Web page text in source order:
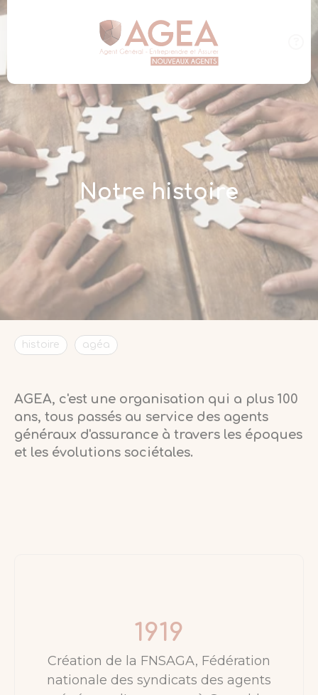
Notre histoire
histoire agéa
AGEA, c'est une organisation qui a plus 100
ans, tous passés au service des agents
généraux d'assurance à travers les époques
et les évolutions sociétales.
1919
Création de la FNSAGA, Fédération
nationale des syndicats des agents